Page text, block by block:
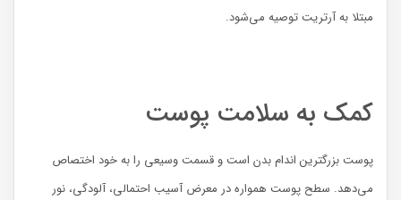
مبتلا به آرتریت توصیه می‌شود.
کمک به سلامت پوست
پوست بزرگترین اندام بدن است و قسمت وسیعی را به خود اختصاص
می‌دهد. سطح پوست همواره در معرض آسیب احتمالی، آلودگی، نور